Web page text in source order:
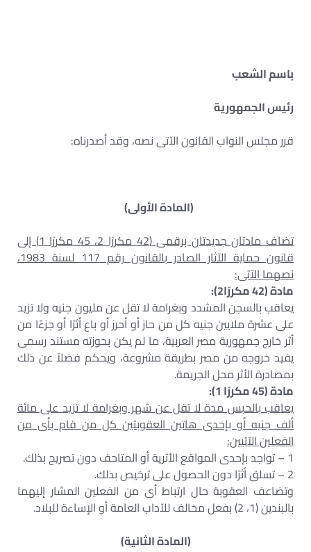
باسم الشعب
رئيس الجمهورية
قرر مجلس النواب القانون الآتى نصه، وقد أصدرناه:
(المادة الأولى)
تضاف مادتان جديدتان برقمى (42 مكررًا 2، 45 مكررًا 1) إلى
قانون حماية الآثار الصادر بالقانون رقم 117 لسنة 1983،
نصهما الآتى:
مادة (42 مكررًا2):
يعاقب بالسجن المشدد وبغرامة لا تقل عن مليون جنيه ولا تزيد
على عشرة ملايين جنيه كل من حاز أو أحرز أو باع أثرًا أو جزءًا من
أثر خارج جمهورية مصر العربية، ما لم يكن بحوزته مستند رسمى
يفيد خروجه من مصر بطريقة مشروعة، ويحكم فضلاً عن ذلك
بمصادرة الأثر محل الجريمة.
مادة (45 مكررًا 1):
يعاقب بالحبس مدة لا تقل عن شهر وبغرامة لا تزيد على مائة
ألف جنيه أو بإحدى هاتين العقوبتين كل من قام بأى من
الفعلين الآتيين:
1 – تواجد بإحدى المواقع الأثرية أو المتاحف دون تصريح بذلك.
2 – تسلق أثرًا دون الحصول على ترخيص بذلك.
وتضاعف العقوبة حال ارتباط أى من الفعلين المشار إليهما
بالبندين (1، 2) بفعل مخالف للآداب العامة أو الإساءة للبلاد.
(المادة الثانية)